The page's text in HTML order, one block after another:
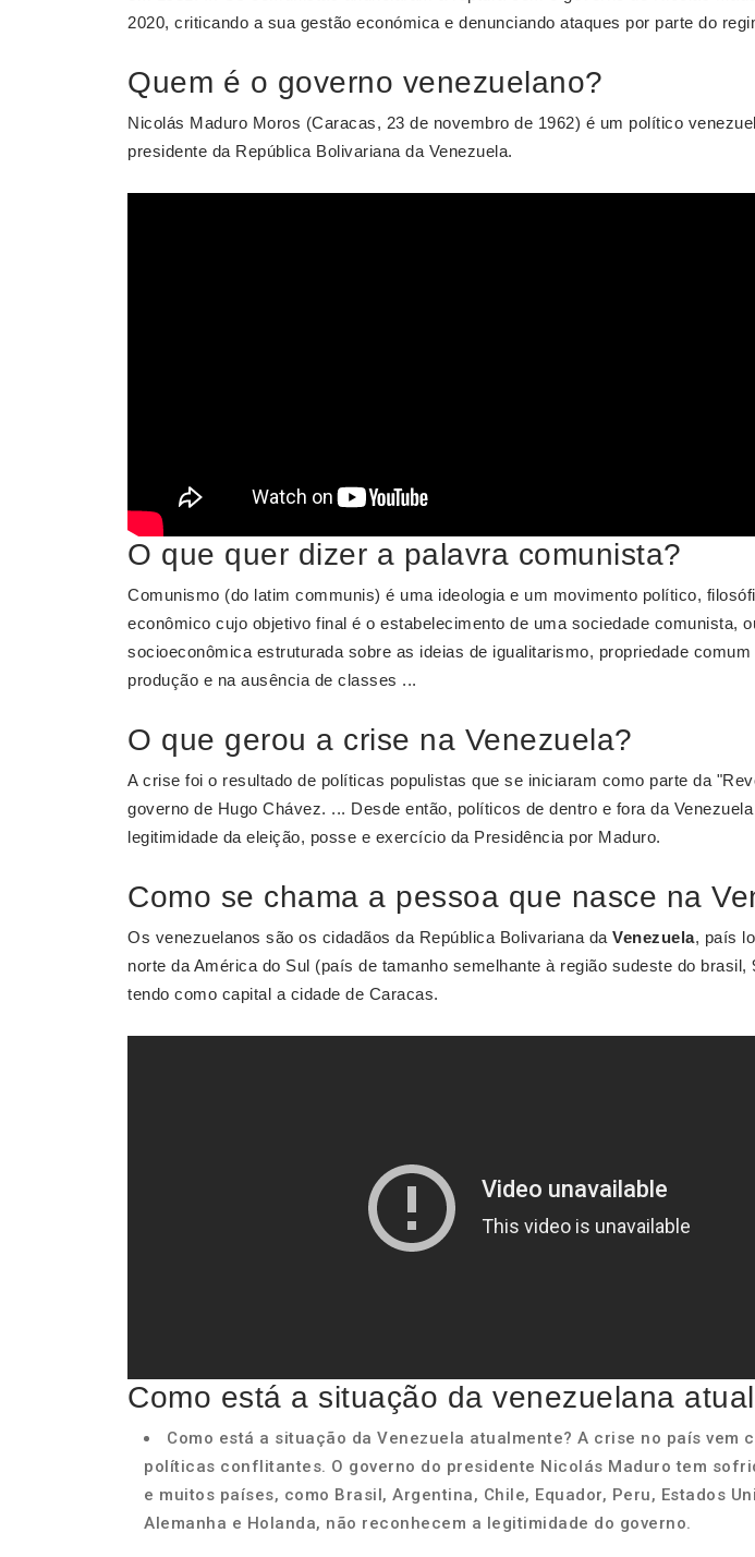
2020, criticando a sua gestão económica e denunciando ataques por parte do
Quem é o governo venezuelano?
Nicolás Maduro Moros (Caracas, 23 de novembro de 1962) é um político
presidente da República Bolivariana da Venezuela.
O que quer dizer a palavra comunista?
Comunismo (do latim communis) é uma ideologia e um movimento político,
econômico cujo objetivo final é o estabelecimento de uma sociedade comunista,
socioeconômica estruturada sobre as ideias de igualitarismo, propriedade
produção e na ausência de classes ...
O que gerou a crise na Venezuela?
A crise foi o resultado de políticas populistas que se iniciaram como parte da
governo de Hugo Chávez. ... Desde então, políticos de dentro e fora da
legitimidade da eleição, posse e exercício da Presidência por Maduro.
Como se chama a pessoa que nasce na
Os venezuelanos são os cidadãos da República Bolivariana da Venezuela, país
norte da América do Sul (país de tamanho semelhante à região sudeste do brasil,
tendo como capital a cidade de Caracas.
Como está a situação da venezuelana
Como está a situação da Venezuela atualmente? A crise no país vem
políticas conflitantes. O governo do presidente Nicolás Maduro tem
e muitos países, como Brasil, Argentina, Chile, Equador, Peru, Estados
Alemanha e Holanda, não reconhecem a legitimidade do governo.